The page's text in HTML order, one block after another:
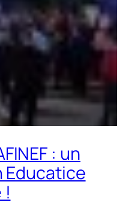
: un
Educatice